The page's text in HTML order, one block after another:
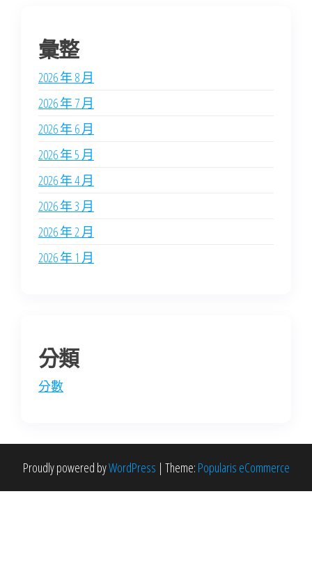
彙整
2026 年 8 月
2026 年 7 月
2026 年 6 月
2026 年 5 月
2026 年 4 月
2026 年 3 月
2026 年 2 月
2026 年 1 月
分類
分數
Proudly powered byWordPress | Theme: Popularis eCommerce